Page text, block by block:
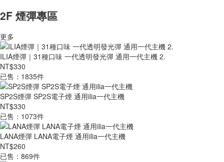
2F 煙彈專區
更多
ILIA煙彈｜31種口味 一代透明發光彈 通用一代主機 2.
NT$330
已售：1835件
SP2S煙彈 SP2S電子煙 通用ilia一代主機
NT$330
已售：1073件
LANA煙彈 LANA電子煙 通用ilia一代主機
NT$260
已售：869件